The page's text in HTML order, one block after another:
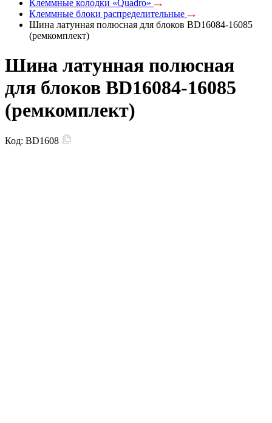
Клеммные колодки «Quadro»
Клеммные блоки распределительные
Шина латунная полюсная для блоков BD16084-16085
(ремкомплект)
Шина латунная полюсная
для блоков BD16084-16085
(ремкомплект)
Код: BD1608